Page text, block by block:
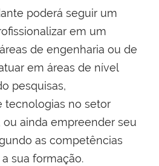
poderá seguir um
em um
de engenharia ou de
em áreas de nível
pesquisas,
tecnologias no setor
ainda empreender seu
as competências
sua formação.